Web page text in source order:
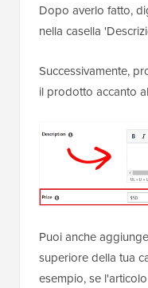
Dopo averlo fatto,
nella casella
Successivamente,
il prodotto accanto
Puoi anche
superiore della tua
esempio, se